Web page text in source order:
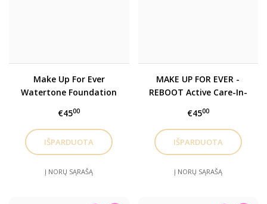
Make Up For Ever
Watertone Foundation
40ml, Y225
€4500
Į NORŲ SĄRAŠĄ
MAKE UP FOR EVER -
REBOOT Active Care-In-
pudra Y340
€4500
Į NORŲ SĄRAŠĄ